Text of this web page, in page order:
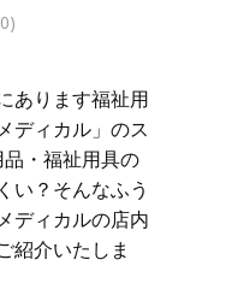
あります福祉用
ディカル」のス
・福祉用具の
い？そんなふう
ディカルの店内
紹介いたしま